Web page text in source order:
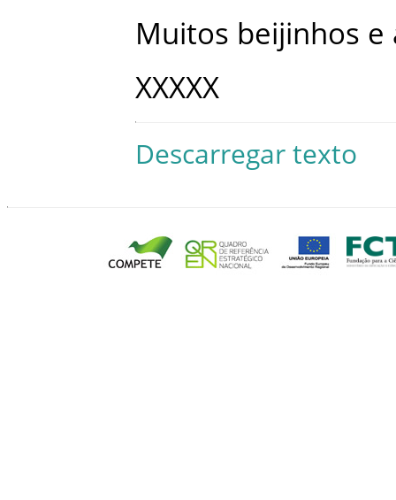
Muitos beijinhos e
XXXXX
Descarregar texto